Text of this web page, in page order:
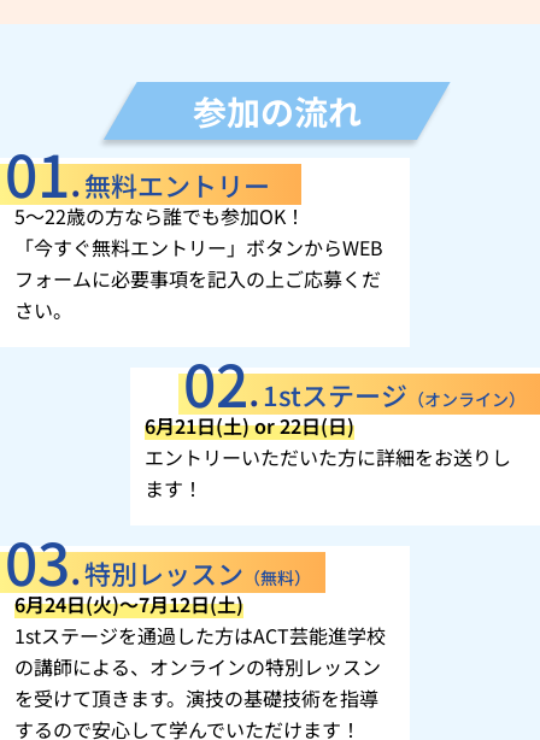
参加の流れ
無料エントリー
5～22歳の方なら誰でも参加OK！
「今すぐ無料エントリー」 ボタンからWEB
フォームに必要事項を記入の上ご応募くだ
さい。
1stステージ （オンライン）
6月21日(土) or 22日(日)
エントリーいただいた方に詳細をお送りし
ます！
特別レッスン （無料）
6月24日(火)〜7月12日(土)
1stステージを通過した方はACT芸能進学校
の講師による、オンラインの特別レッスン
を受けて頂きます。演技の基礎技術を指導
するので安心して学んでいただけます！